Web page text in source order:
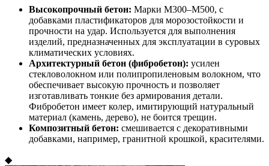
Высокопрочный бетон: Марки М300–М500, с
добавками пластификаторов для морозостойкости и
прочности на удар. Используется для выполнения
изделий, предназначенных для эксплуатации в суровых
климатических условиях.
Архитектурный бетон (фибробетон): усилен
стекловолокном или полипропиленовым волокном, что
обеспечивает высокую прочность и позволяет
изготавливать тонкие без армирования детали.
Фибробетон имеет колер, имитирующий натуральный
материал (камень, дерево), не боится трещин.
Композитный бетон: смешивается с декоративными
добавками, например, гранитной крошкой, красителями.
◆